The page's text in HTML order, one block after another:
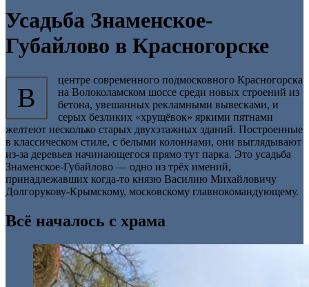
Усадьба Знаменское-
Губайлово в Красногорске
В
центре современного подмосковного Красногорска
на Волоколамском шоссе среди новых строений из
бетона, увешанных рекламными вывесками, и
серых безликих «хрущёвок» яркими пятнами
желтеют несколько старых двухэтажных зданий. Построенные
в классическом стиле, с белыми колоннами, они выглядывают
из-за деревьев начинающегося прямо тут парка. Это усадьба
Знаменское-Губайлово — одно из трёх имений,
принадлежавших когда-то князю Василию Михайловичу
Долгорукову-Крымскому, московскому главнокомандующему.
Всё началось с храма